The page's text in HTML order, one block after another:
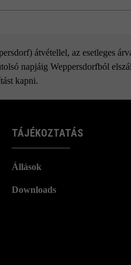
átvétellel, az esetleges
napjáig Weppersdorfból
kapni.
TÁJÉKOZTATÁS
Állások
Downloads